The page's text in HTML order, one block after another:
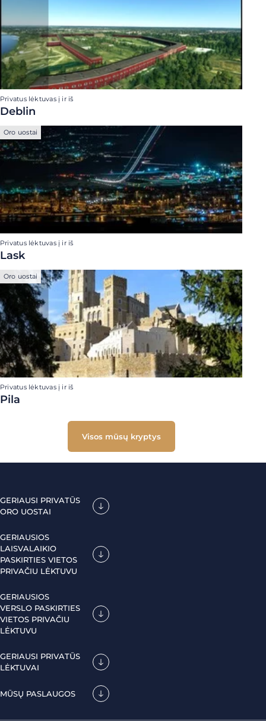
Privatus lėktuvas į ir iš
Deblin
Oro uostai
Privatus lėktuvas į ir iš
Lask
Oro uostai
Privatus lėktuvas į ir iš
Pila
Visos mūsų kryptys
GERIAUSI PRIVATŪS
ORO UOSTAI
GERIAUSIOS
LAISVALAIKIO
PASKIRTIES VIETOS
PRIVAČIU LĖKTUVU
GERIAUSIOS
VERSLO PASKIRTIES
VIETOS PRIVAČIU
LĖKTUVU
GERIAUSI PRIVATŪS
LĖKTUVAI
MŪSŲ PASLAUGOS